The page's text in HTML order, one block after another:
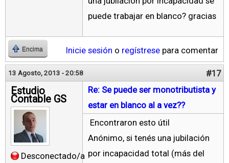
puede trabajar en blanco? gracias
Encima Inicie sesión o regístrese para comentar
13 Agosto, 2013 - 20:58 #17
Estudio
Contable GS
Desconectado/a
Re: Se puede ser monotributista y
estar en blanco al a vez??
Encontraron esto útil
Anónimo, si tenés una jubilación
por incapacidad total (más del